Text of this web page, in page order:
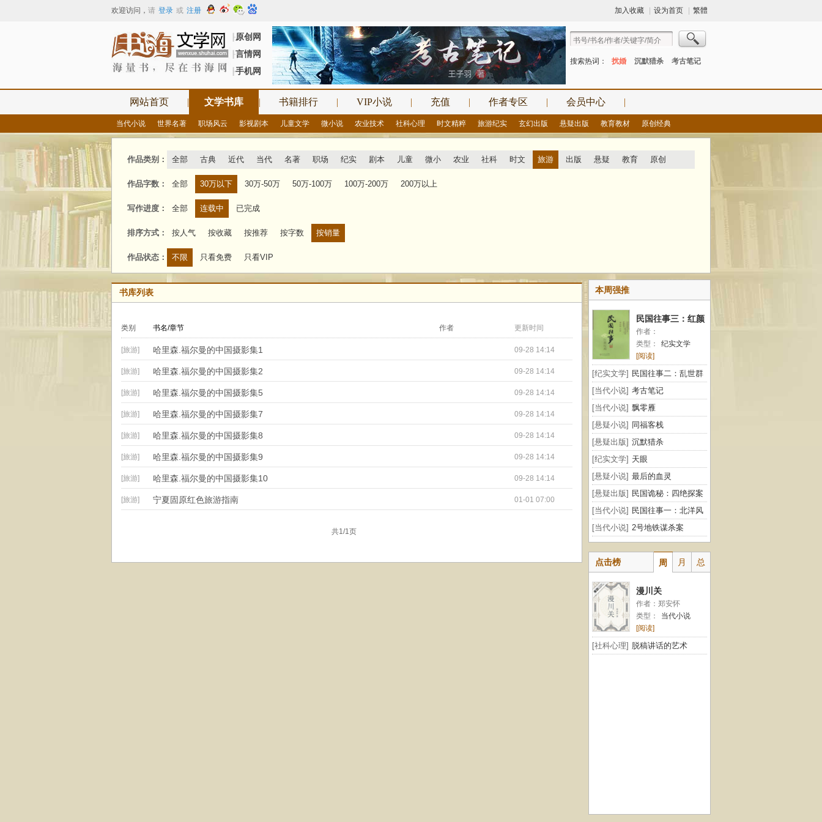
欢迎访问 ， 请 登录 或 注册 加入收藏 设为首页 繁體
┠原创网
┠言情网
┠手机网
搜索热词： 扰婚 沉默猎杀 考古笔记
网站首页 | 文学书库 | 书籍排行 | VIP小说 | 充值 | 作者专区 | 会员中心 |
当代小说 世界名著 职场风云 影视剧本 儿童文学 微小说 农业技术 社科心理 时文精粹 旅游纪实 玄幻出版 悬疑出版 教育教材 原创经典
作品类别： 全部 古典 近代 当代 名著 职场 纪实 剧本 儿童 微小 农业 社科 时文 旅游 出版 悬疑 教育 原创
作品字数： 全部 30万以下 30万-50万 50万-100万 100万-200万 200万以上
写作进度： 全部 连载中 已完成
排序方式： 按人气 按收藏 按推荐 按字数 按销量
作品状态： 不限 只看免费 只看VIP
书库列表
类别 书名/章节 作者 更新时间
[旅游] 哈里森.福尔曼的中国摄影集1 09-28 14:14
[旅游] 哈里森.福尔曼的中国摄影集2 09-28 14:14
[旅游] 哈里森.福尔曼的中国摄影集5 09-28 14:14
[旅游] 哈里森.福尔曼的中国摄影集7 09-28 14:14
[旅游] 哈里森.福尔曼的中国摄影集8 09-28 14:14
[旅游] 哈里森.福尔曼的中国摄影集9 09-28 14:14
[旅游] 哈里森.福尔曼的中国摄影集10 09-28 14:14
[旅游] 宁夏固原红色旅游指南 01-01 07:00
共1/1页
本周强推
民国往事三：红颜
纪闻
作者：
类型：
纪实文学
[阅读]
[纪实文学] 民国往事二：乱世群
雄
[当代小说] 考古笔记
[当代小说] 飘零雁
[悬疑小说] 同福客栈
[悬疑出版] 沉默猎杀
[纪实文学] 天眼
[悬疑小说] 最后的血灵
[悬疑出版] 民国诡秘：四绝探案
[当代小说] 民国往事一：北洋风
云
[当代小说] 2号地铁谋杀案
点击榜 周 月 总
漫川关
作者：郑安怀
类型：
当代小说
[阅读]
[社科心理] 脱稿讲话的艺术